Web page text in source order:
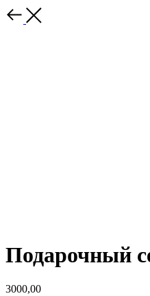
Подарочный
3000,00